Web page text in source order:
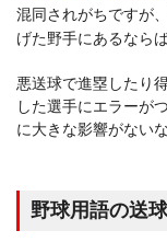
混同されがちですが
げた野手にあるなら
悪送球で進塁したり
した選手にエラーが
に大きな影響がない
野球用語の送